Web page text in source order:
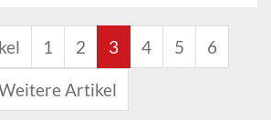
1 2 3 4 5 6
Artikel